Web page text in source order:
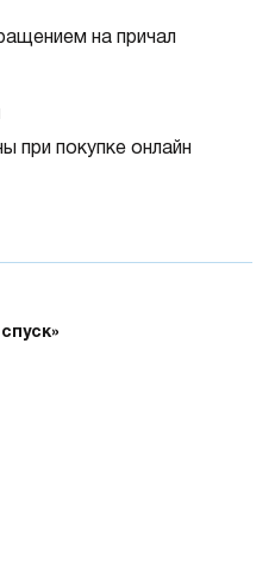
на причал
при покупке онлайн